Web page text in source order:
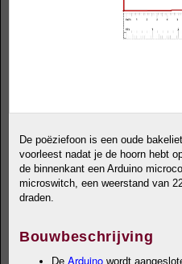
De poëziefoon is een oude
voorleest nadat je de hoorn hebt
de binnenkant een Arduino
microswitch, een weerstand van
draden.
Bouwbeschrijving
De Arduino wordt